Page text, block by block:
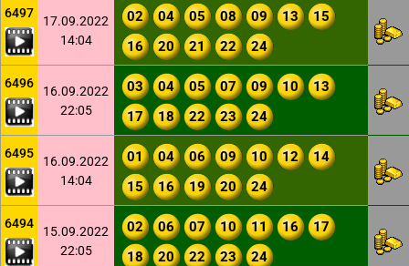
6497
17.09.2022
14:04
02 04 05 08 09 13
15
16
20 21 22 24
6496
16.09.2022
22:05
03 04 05 07 09 10
13
17
18 22 23 24
6495
16.09.2022
14:04
01 04 06 09 10 12
14
15
16 19 20 24
6494
15.09.2022
22:05
02 06 07 10 11 16
17
18
20 22 23 24